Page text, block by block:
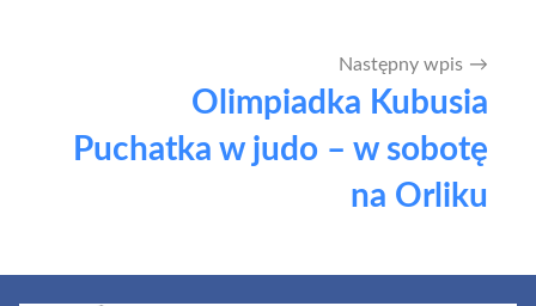
Następny wpis
Olimpiadka Kubusia
Puchatka w judo – w sobotę
na Orliku